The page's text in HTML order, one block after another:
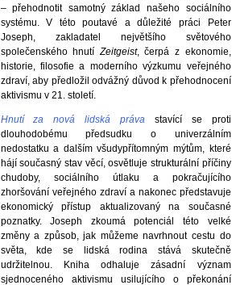
– přehodnotit samotný základ našeho sociálního
systému. V této poutavé a důležité práci Peter
Joseph, zakladatel největšího světového
společenského hnutí Zeitgeist, čerpá z ekonomie,
historie, filosofie a moderního výzkumu veřejného
zdraví, aby předložil odvážný důvod k přehodnocení
aktivismu v 21. století.
Hnutí za nová lidská práva stavící se proti
dlouhodobému předsudku o univerzálním
nedostatku a dalším všudypřítomným mýtům, které
hájí současný stav věcí, osvětluje strukturální příčiny
chudoby, sociálního útlaku a pokračujícího
zhoršování veřejného zdraví a nakonec představuje
ekonomický přístup aktualizovaný na současné
poznatky. Joseph zkoumá potenciál této velké
změny a způsob, jak můžeme navrhnout cestu do
světa, kde se lidská rodina stává skutečně
udržitelnou. Kniha odhaluje zásadní význam
sjednoceného aktivismu usilujícího o překonání